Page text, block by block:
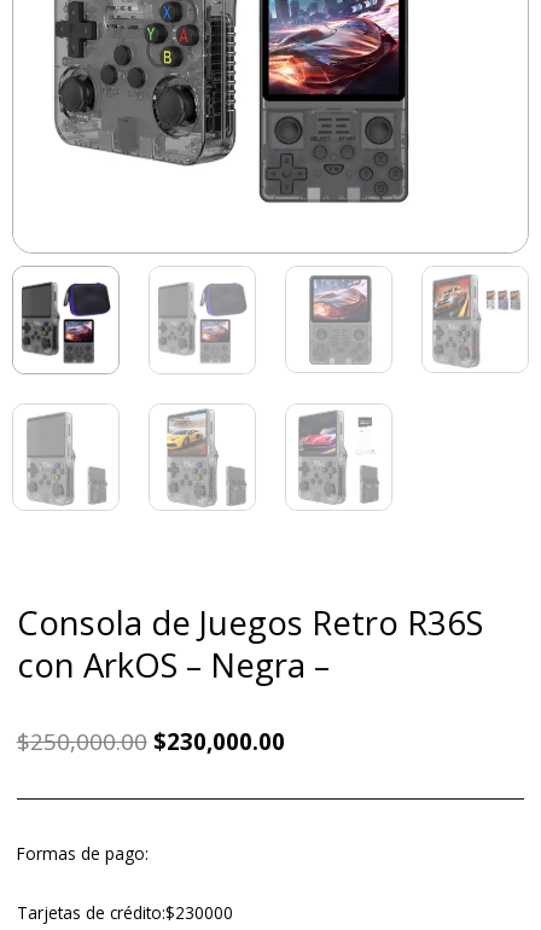
Consola de Juegos Retro R36S
con ArkOS – Negra –
$250,000.00 El
original
$230,000.00El
actual
Formas de pago:
Tarjetas de crédito:$230000